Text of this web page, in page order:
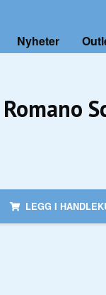
Nyheter
LEGG I